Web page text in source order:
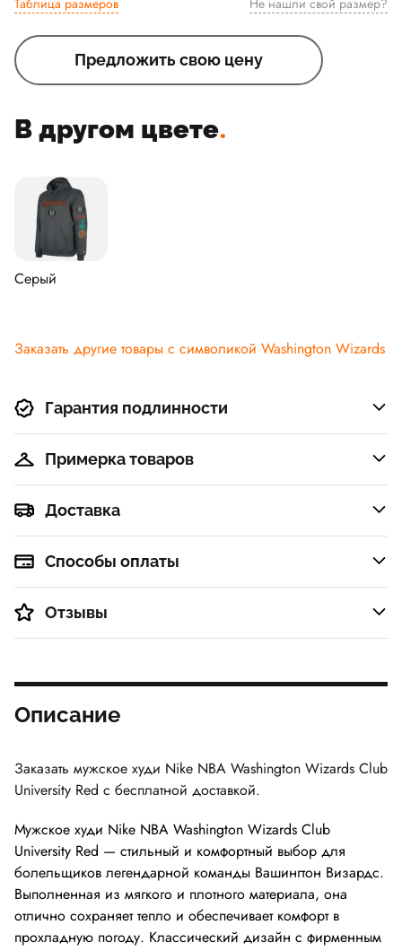
Предложить свою цену
В другом цвете.
Серый
Заказать другие товары с символикой Washington Wizards
Гарантия подлинности
Примерка товаров
Доставка
Способы оплаты
Отзывы
Описание
Заказать мужское худи Nike NBA Washington Wizards Club
University Red с бесплатной доставкой.
Мужское худи Nike NBA Washington Wizards Club
University Red — стильный и комфортный выбор для
болельщиков легендарной команды Вашингтон Визардс.
Выполненная из мягкого и плотного материала, она
отлично сохраняет тепло и обеспечивает комфорт в
прохладную погоду. Классический дизайн с фирменным